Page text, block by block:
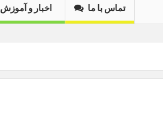
اخبار و آموزش تماس با ما